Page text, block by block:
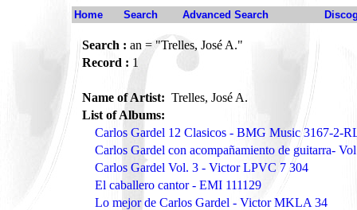
Home Search Advanced Search
Search : an = "Trelles, José A."
Record : 1
Name of Artist: Trelles, José A.
List of Albums:
Carlos Gardel 12 Clasicos - BMG Music 3167-2-
Carlos Gardel con acompañamiento de guitarra-
Carlos Gardel Vol. 3 - Victor LPVC 7 304
El caballero cantor - EMI 111129
Lo mejor de Carlos Gardel - Victor MKLA 34